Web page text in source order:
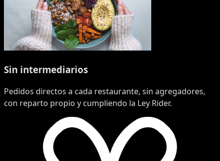
Sin intermediarios
Pedidos directos a cada restaurante, sin agregadores,
con reparto propio y cumpliendo la Ley Rider.